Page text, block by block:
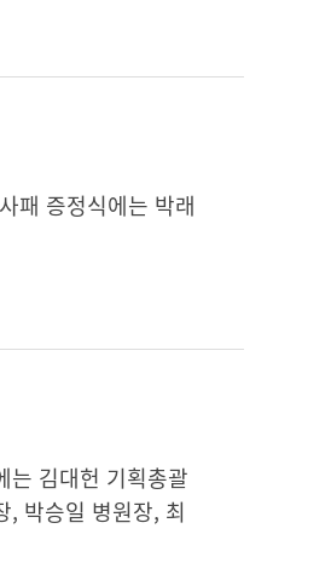
패 증정식에는 박래
는 김대헌 기획총괄
, 박승일 병원장, 최